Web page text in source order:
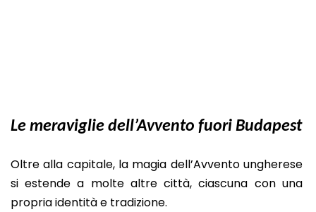
Le meraviglie dell’Avvento fuori Budapest
Oltre alla capitale, la magia dell’Avvento ungherese
si estende a molte altre città, ciascuna con una
propria identità e tradizione.